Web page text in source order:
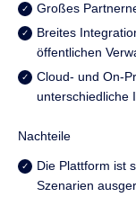
Großes
Breites
öffentlichen
Cloud- und On-
unterschiedliche
Nachteile
Die Plattform ist
Szenarien